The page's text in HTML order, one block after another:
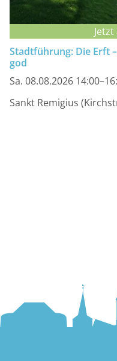
Stadtführung: Die Erft
god
Sa. 08.08.2026
Sankt Remigius